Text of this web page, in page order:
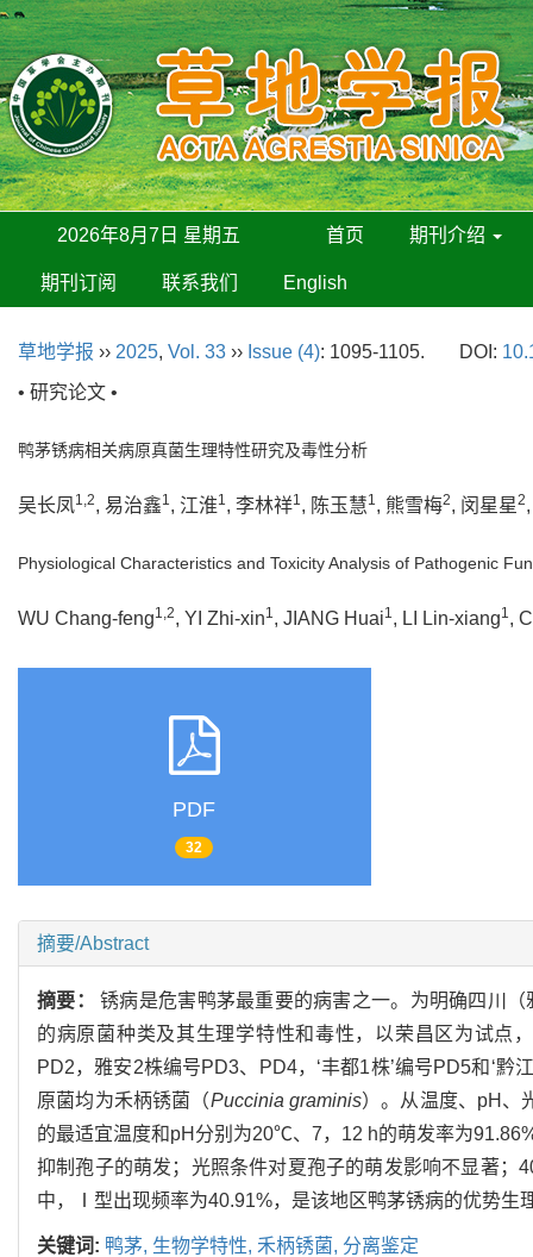
2026年8月7日 星期五 首页 期刊介绍
期刊订阅 联系我们 English
草地学报 ›› 2025, Vol. 33 ›› Issue (4): 1095-1105. DOI:
• 研究论文 •
鸭茅锈病相关病原真菌生理特性研究及毒性分析
吴长凤1,2, 易治鑫1, 江淮1, 李林祥1, 陈玉慧1, 熊雪梅2, 闵星星2
Physiological Characteristics and Toxicity Analysis of Pathogenic
WU Chang-feng1,2, YI Zhi-xin1, JIANG Huai1, LI Lin-xiang1,
PDF
32
摘要/Abstract
摘要：锈病是危害鸭茅最重要的病害之一。为明确四川
的病原菌种类及其生理学特性和毒性，以荣昌区为试点
PD2，雅安2株编号PD3、PD4，‘丰都1株’编号PD5和‘
原菌均为禾柄锈菌（Puccinia graminis）。从温度、pH、
的最适宜温度和pH分别为20℃、7，12 h的萌发率为
抑制孢子的萌发；光照条件对夏孢子的萌发影响不显著
中，Ⅰ型出现频率为40.91%，是该地区鸭茅锈病的优势生
关键词: 鸭茅, 生物学特性, 禾柄锈菌, 分离鉴定